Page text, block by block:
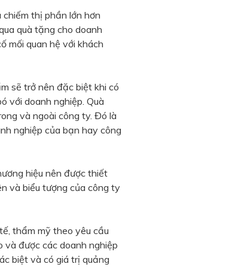
chiếm thị phần lớn hơn
quà tặng cho doanh
mối quan hệ với khách
sẽ trở nên đặc biệt khi có
với doanh nghiệp. Quà
và ngoài công ty. Đó là
nghiệp của bạn hay công
hiệu nên được thiết
và biểu tượng của công ty
thẩm mỹ theo yêu cầu
và được các doanh nghiệp
biệt và có giá trị quảng